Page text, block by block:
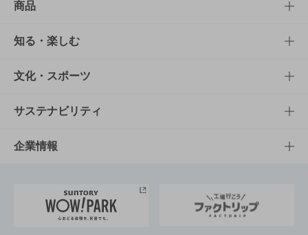
商品
商品TOP
商品一覧
商品発売情報
栄養成分一覧
知る・楽しむ
知る・楽しむTOP
キャンペーン
工場見学
地域情報
文化・スポーツ
文化・スポーツTOP
サントリーホール
サントリーサンバーズ大阪
サステナビリティ
サステナビリティTOP
サントリーが考えるサステナビリティ経営
企業情報
企業概要